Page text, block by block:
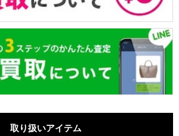
取り扱いアイテム